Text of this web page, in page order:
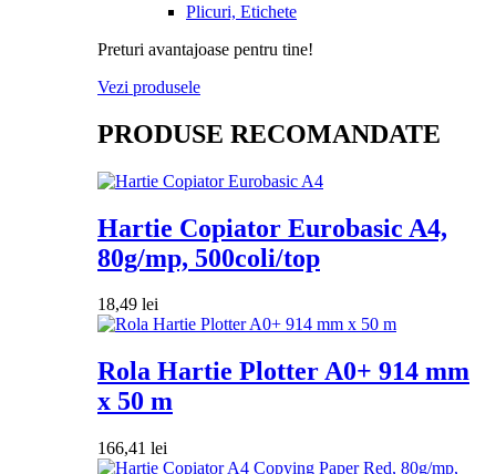
Plicuri, Etichete
Preturi avantajoase pentru tine!
Vezi produsele
PRODUSE RECOMANDATE
Hartie Copiator Eurobasic A4,
80g/mp, 500coli/top
18,49 lei
Rola Hartie Plotter A0+ 914 mm
x 50 m
166,41 lei